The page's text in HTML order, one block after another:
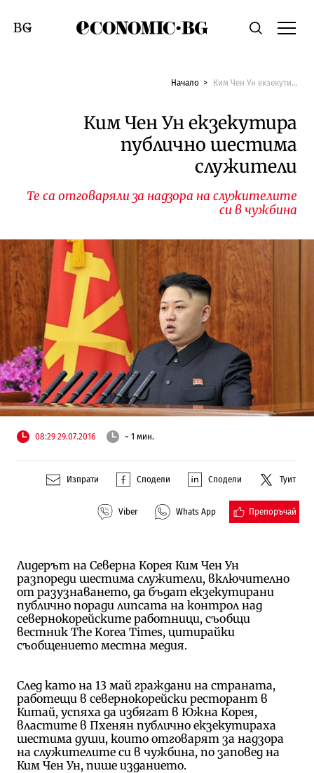
Economic.bgТърсене
Смяна на език
Начало Ким Чен Ун екзекутира публично шестима служители
Ким Чен Ун екзекутира
публично шестима
служители
Те са отговаряли за надзора на служителите
си в чужбина
08:29 29.07.2016 ~ 1 мин.
Изпрати Сподели Сподели Туит
Viber Whats App Препоръчай
Лидерът на Северна Корея Ким Чен Ун
разпореди шестима служители, включително
от разузнаването, да бъдат екзекутирани
публично поради липсата на контрол над
севернокорейските работници, съобщи
вестник The Korea Times, цитирайки
съобщението местна медия.
След като на 13 май граждани на страната,
работещи в севернокорейски ресторант в
Китай, успяха да избягат в Южна Корея,
властите в Пхенян публично екзекутираха
шестима души, които отговарят за надзора
на служителите си в чужбина, по заповед на
Ким Чен Ун, пише изданието.